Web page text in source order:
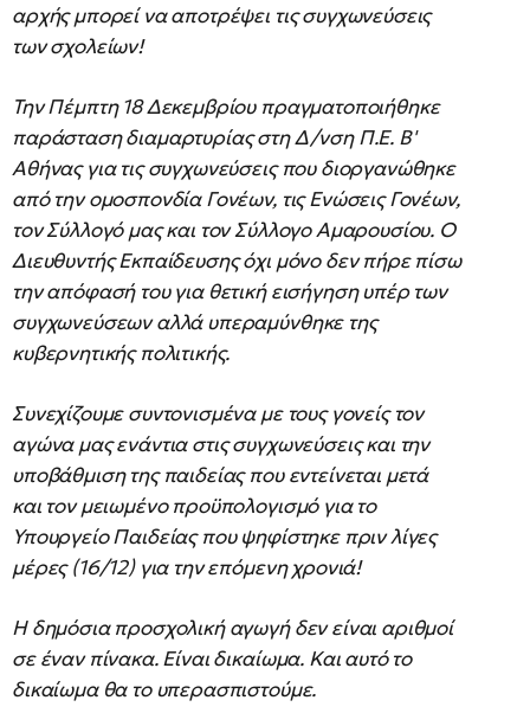
αρχής μπορεί να αποτρέψει τις συγχωνεύσεις
των σχολείων!
Την Πέμπτη 18 Δεκεμβρίου πραγματοποιήθηκε
παράσταση διαμαρτυρίας στη Δ/νση Π.Ε. Β'
Αθήνας για τις συγχωνεύσεις που διοργανώθηκε
από την ομοσπονδία Γονέων, τις Ενώσεις Γονέων,
τον Σύλλογό μας και τον Σύλλογο Αμαρουσίου. Ο
Διευθυντής Εκπαίδευσης όχι μόνο δεν πήρε πίσω
την απόφασή του για θετική εισήγηση υπέρ των
συγχωνεύσεων αλλά υπεραμύνθηκε της
κυβερνητικής πολιτικής.
Συνεχίζουμε συντονισμένα με τους γονείς τον
αγώνα μας ενάντια στις συγχωνεύσεις και την
υποβάθμιση της παιδείας που εντείνεται μετά
και τον μειωμένο προϋπολογισμό για το
Υπουργείο Παιδείας που ψηφίστηκε πριν λίγες
μέρες (16/12) για την επόμενη χρονιά!
Η δημόσια προσχολική αγωγή δεν είναι αριθμοί
σε έναν πίνακα. Είναι δικαίωμα. Και αυτό το
δικαίωμα θα το υπερασπιστούμε.